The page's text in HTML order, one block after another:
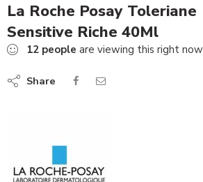
La Roche Posay Toleriane
Sensitive Riche 40Ml
12 people are viewing this right now
Share